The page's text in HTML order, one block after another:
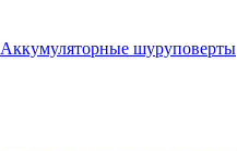
Аккумуляторные шуруповерты